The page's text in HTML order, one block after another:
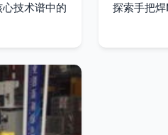
技术谱中的
探索手把